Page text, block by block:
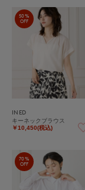
50%
OFF
INED
キーネックブラウス
￥10,450(税込)
70%
OFF